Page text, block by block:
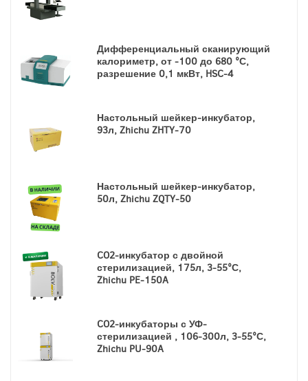
Дифференциальный сканирующий
калориметр, от -100 до 680 °С,
разрешение 0,1 мкВт, HSC-4
Настольный шейкер-инкубатор,
93л, Zhichu ZHTY-70
Настольный шейкер-инкубатор,
50л, Zhichu ZQTY-50
CO2-инкубатор с двойной
стерилизацией, 175л, 3-55°С,
Zhichu PE-150A
CO2-инкубаторы с УФ-
стерилизацией , 106-300л, 3-55°С,
Zhichu PU-90A